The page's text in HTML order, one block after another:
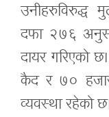
उनीहरुविरुद्ध
दफा २७६
दायर गरिएको
कैद र ७०
व्यवस्था रहेको